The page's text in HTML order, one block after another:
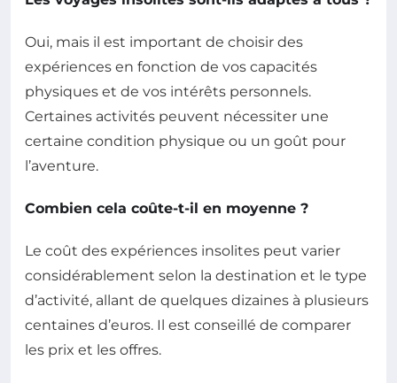
Oui, mais il est important de choisir des
expériences en fonction de vos capacités
physiques et de vos intérêts personnels.
Certaines activités peuvent nécessiter une
certaine condition physique ou un goût pour
l’aventure.
Combien cela coûte-t-il en moyenne ?
Le coût des expériences insolites peut varier
considérablement selon la destination et le type
d’activité, allant de quelques dizaines à plusieurs
centaines d’euros. Il est conseillé de comparer
les prix et les offres.